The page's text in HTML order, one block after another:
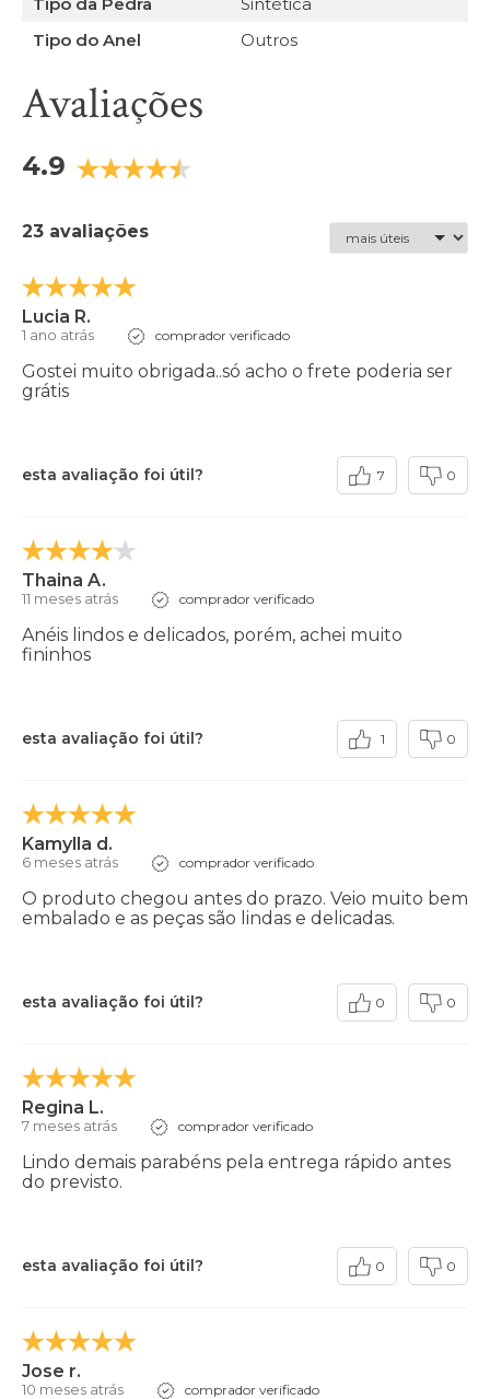
Tipo do Anel
Outros
Avaliações
4.9
23 avaliações
Lucia R.
1 ano atrás comprador verificado
Gostei muito obrigada..só acho o frete poderia ser
grátis
esta avaliação foi útil? 7 0
Thaina A.
11 meses atrás comprador verificado
Anéis lindos e delicados, porém, achei muito
fininhos
esta avaliação foi útil? 1 0
Kamylla d.
6 meses atrás comprador verificado
O produto chegou antes do prazo. Veio muito bem
embalado e as peças são lindas e delicadas.
esta avaliação foi útil? 0 0
Regina L.
7 meses atrás comprador verificado
Lindo demais parabéns pela entrega rápido antes
do previsto.
esta avaliação foi útil? 0 0
Jose r.
10 meses atrás comprador verificado